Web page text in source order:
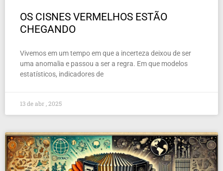
OS CISNES VERMELHOS ESTÃO
CHEGANDO
Vivemos em um tempo em que a incerteza deixou de ser
uma anomalia e passou a ser a regra. Em que modelos
estatísticos, indicadores de
13 de abr , 2025